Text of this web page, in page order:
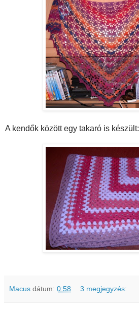
A kendők között egy takaró is készült:
Macus dátum: 0:58 3 megjegyzés: